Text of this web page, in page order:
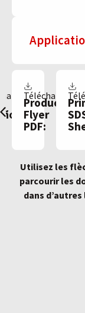
Télécharger
Product
Flyer
PDF:
Utilisez les
parcourir les
dans